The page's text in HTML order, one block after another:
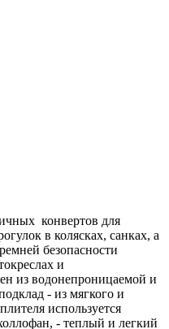
конвертов для
в колясках, санках, а
безопасности
и
из водонепроницаемой и
- из мягкого и
используется
- теплый и легкий